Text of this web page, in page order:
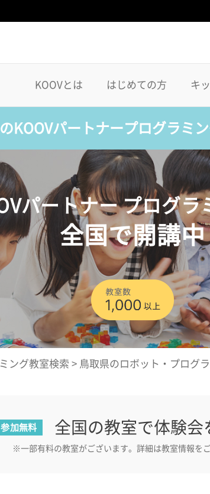
KOOVとは はじめての方 キ
KOOVパートナープログラミ
パートナー プログラ
全国で開講中
ング教室検索 > 鳥取県のロボット・プログ
参加無料 全国の教室で体験会
※一部有料の教室がございます。詳細は教室情報を